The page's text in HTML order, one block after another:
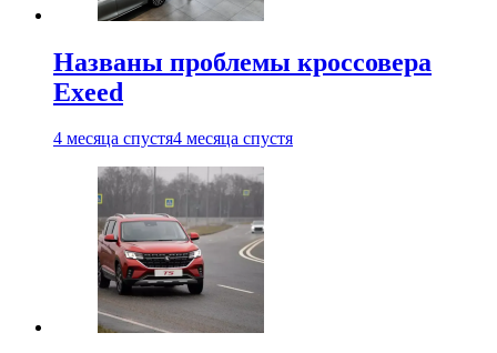
Названы проблемы кроссовера
Exeed
4 месяца спустя4 месяца спустя